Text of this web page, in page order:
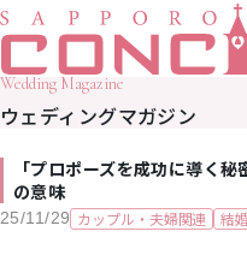
Wedding Magazine
ウェディングマガジン
「プロポーズを成功に導く
の意味
25/11/29 カップル・夫婦関連 結